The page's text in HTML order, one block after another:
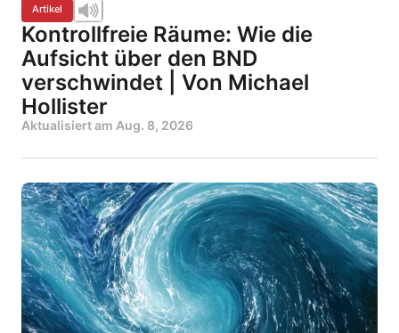
Artikel
Kontrollfreie Räume: Wie die
Aufsicht über den BND
verschwindet | Von Michael
Hollister
Aktualisiert am Aug. 8, 2026